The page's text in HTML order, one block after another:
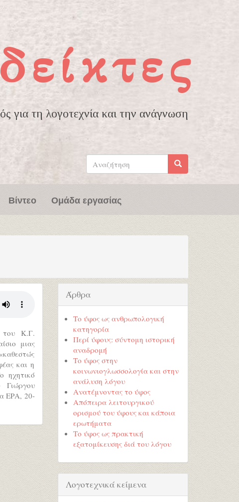
για τη λογοτεχνία και την ανάγνωση
Φόρμα
αναζήτησης
Αναζήτηση
Βίντεο Ομάδα εργασίας
του Κ.Γ.
μιας
και η
ηχητικό
ΕΡΑ, 20-
Άρθρα
Το ύφος ως ανθρωπολογική
κατηγορία
Περί ύφους: σύντομη ιστορική
αναδρομή
Το ύφος στην
κοινωνιογλωσσολογία και στην
ανάλυση λόγου
Ανατέμνοντας το ύφος
Απόπειρα λειτουργικού
ορισμού του ύφους και κάποια
ερωτήματα
Το ύφος ως πρακτική
εξατομίκευσης διά του λόγου
Λογοτεχνικά κείμενα